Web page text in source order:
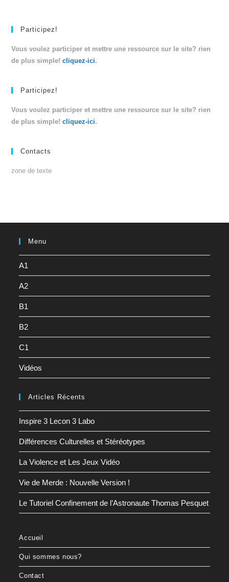
Participez!
Vous voulez participer et mettre une ressource sur le site? rien
de plus simple!cliquez-ici.
Participez!
Vous voulez participer et mettre une ressource sur le site? rien
de plus simple!cliquez-ici.
Contacts
zone de texte
Menu
A1
A2
B1
B2
C1
Vidéos
Articles Récents
Inspire 3 Lecon 3 Labo
Différences Culturelles et Stéréotypes
La Violence et Les Jeux Vidéo
Vie de Merde : Nouvelle Version !
Le Tutoriel Confinement de l’Astronaute Thomas Pesquet
Accueil
Qui sommes nous?
Contact